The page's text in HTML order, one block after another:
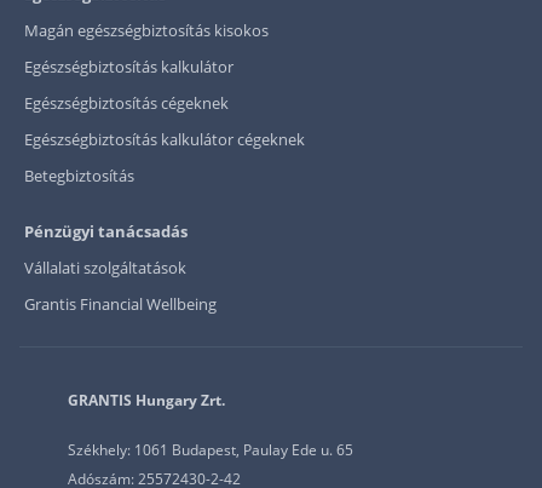
Magán egészségbiztosítás kisokos
Egészségbiztosítás kalkulátor
Egészségbiztosítás cégeknek
Egészségbiztosítás kalkulátor cégeknek
Betegbiztosítás
Pénzügyi tanácsadás
Vállalati szolgáltatások
Grantis Financial Wellbeing
GRANTIS Hungary Zrt.
Székhely: 1061 Budapest, Paulay Ede u. 65
Adószám: 25572430-2-42